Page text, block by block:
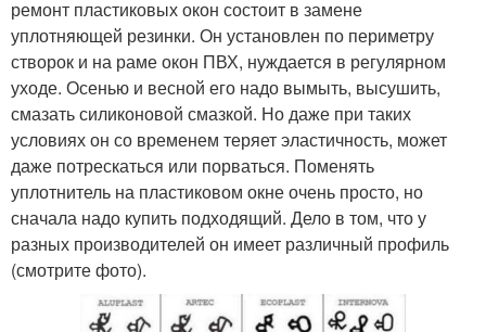
ремонт пластиковых окон состоит в замене
уплотняющей резинки. Он установлен по периметру
створок и на раме окон ПВХ, нуждается в регулярном
уходе. Осенью и весной его надо вымыть, высушить,
смазать силиконовой смазкой. Но даже при таких
условиях он со временем теряет эластичность, может
даже потрескаться или порваться. Поменять
уплотнитель на пластиковом окне очень просто, но
сначала надо купить подходящий. Дело в том, что у
разных производителей он имеет различный профиль
(смотрите фото).